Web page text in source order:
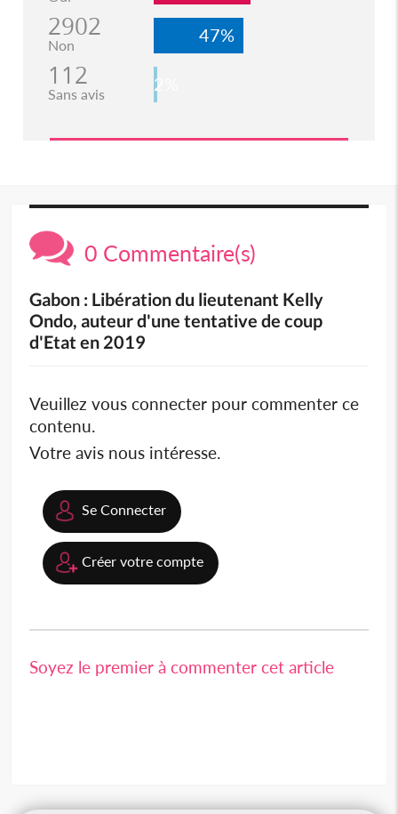
2902
Non 47%
112
Sans avis 2%
0 Commentaire(s)
Gabon : Libération du lieutenant Kelly
Ondo, auteur d'une tentative de coup
d'Etat en 2019
Veuillez vous connecter pour commenter ce
contenu.
Votre avis nous intéresse.
Se Connecter
Créer votre compte
Soyez le premier à commenter cet article